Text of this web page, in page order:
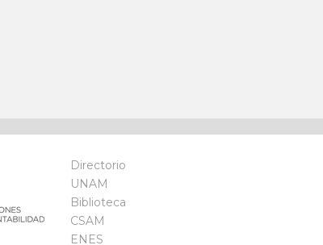
Directorio
UNAM
Biblioteca
CSAM
ENES